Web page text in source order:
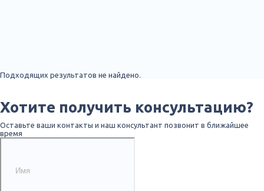
Подходящих результатов не найдено.
Хотите получить консультацию?
Оставьте ваши контакты и наш консультант позвонит в ближайшее
время